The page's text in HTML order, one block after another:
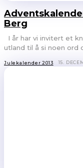
Berg
utland til å si noen ord
Julekalender 2013 15.